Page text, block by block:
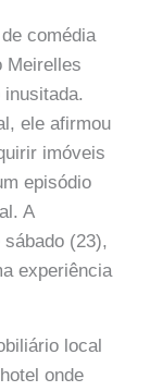
comédia
Meirelles
ele afirmou
imóveis
episódio
A
(23),
experiência
local
onde